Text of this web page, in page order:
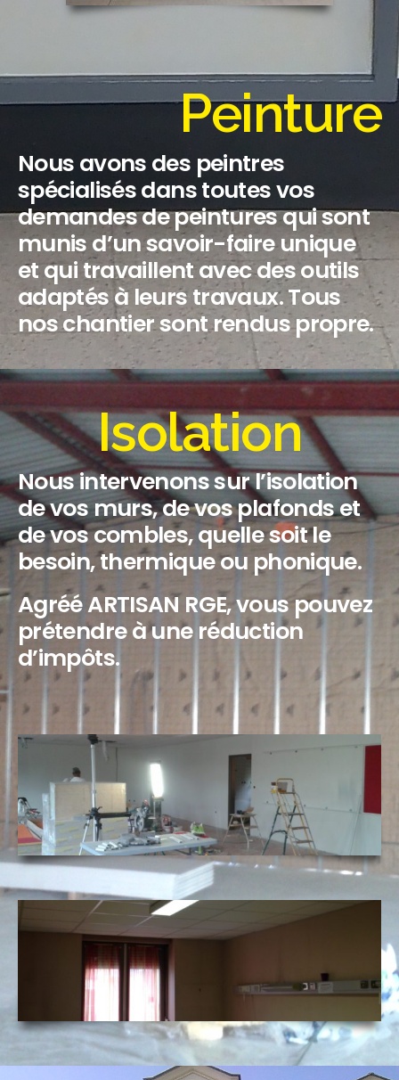
Peinture
Nous avons des peintres
spécialisés dans toutes vos
demandes de peintures qui sont
munis d’un savoir-faire unique
et qui travaillent avec des outils
adaptés à leurs travaux. Tous
nos chantier sont rendus propre.
Isolation
Nous intervenons sur l’isolation
de vos murs, de vos plafonds et
de vos combles, quelle soit le
besoin, thermique ou phonique.
Agréé ARTISAN RGE, vous pouvez
prétendre à une réduction
d’impôts.